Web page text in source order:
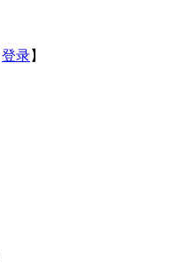
登录】